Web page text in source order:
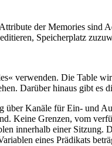
der Memories
Speicherplatz
verwenden. Die Table
Darüber hinaus gibt es
über Kanäle für Ein- und
Keine Grenzen, vom
innerhalb einer
eines Prädikats